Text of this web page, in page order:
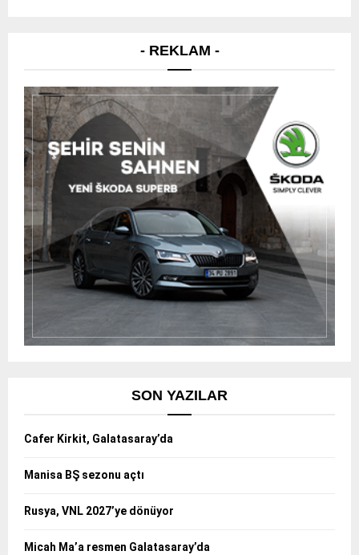
- REKLAM -
SON YAZILAR
Cafer Kirkit, Galatasaray’da
Manisa BŞ sezonu açtı
Rusya, VNL 2027’ye dönüyor
Micah Ma’a resmen Galatasaray’da